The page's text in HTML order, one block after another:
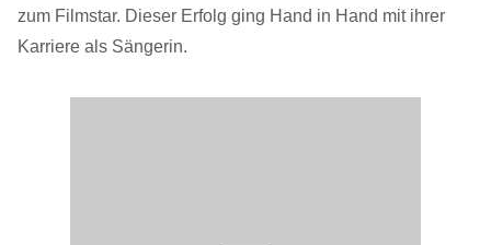
zum Filmstar. Dieser Erfolg ging Hand in Hand mit ihrer
Karriere als Sängerin.